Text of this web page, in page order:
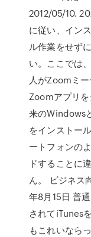
2012/05/10.
に従い、イン
ル作業をせず
い。ここでは
人がZoomミ
Zoomアプリ
来のWindows
をインストー
ートフォンの
ドすることに
ん。 ビジネス
年8月15日 普
されてiTunes
もこれいなら